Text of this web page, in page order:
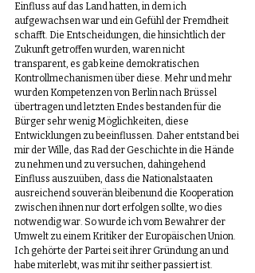
Einfluss auf das Land hatten, in dem ich
aufgewachsen war und ein Gefühl der Fremdheit
schafft. Die Entscheidungen, die hinsichtlich der
Zukunft getroffen wurden, waren nicht
transparent, es gab keine demokratischen
Kontrollmechanismen über diese. Mehr und mehr
wurden Kompetenzen von Berlin nach Brüssel
übertragen und letzten Endes bestanden für die
Bürger sehr wenig Möglichkeiten, diese
Entwicklungen zu beeinflussen. Daher entstand bei
mir der Wille, das Rad der Geschichte in die Hände
zu nehmen und zu versuchen, dahingehend
Einfluss auszuüben, dass die Nationalstaaten
ausreichend souverän bleibenund die Kooperation
zwischen ihnen nur dort erfolgen sollte, wo dies
notwendig war. So wurde ich vom Bewahrer der
Umwelt zu einem Kritiker der Europäischen Union.
Ich gehörte der Partei seit ihrer Gründung an und
habe miterlebt, was mit ihr seither passiert ist.